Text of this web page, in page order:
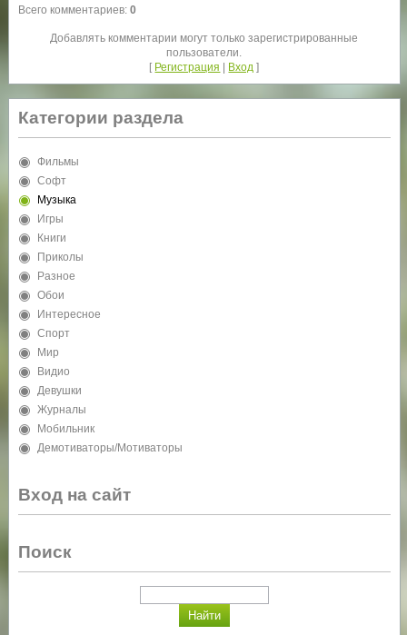
Всего комментариев: 0
Добавлять комментарии могут только зарегистрированные
пользователи.
[ Регистрация | Вход ]
Категории раздела
Фильмы
Софт
Музыка
Игры
Книги
Приколы
Разное
Обои
Интересное
Спорт
Мир
Видио
Девушки
Журналы
Мобильник
Демотиваторы/Мотиваторы
Вход на сайт
Поиск